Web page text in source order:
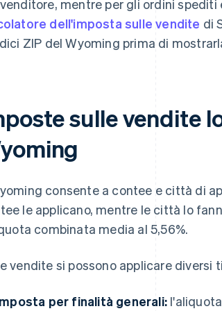
mentre per gli ordini spediti
dell'imposta sulle vendite di
ZIP del Wyoming prima di
sulle vendite
consente a contee e città di
le applicano, mentre le città lo
combinata media al 5,56%.
vendite si possono applicare
per finalità generali: